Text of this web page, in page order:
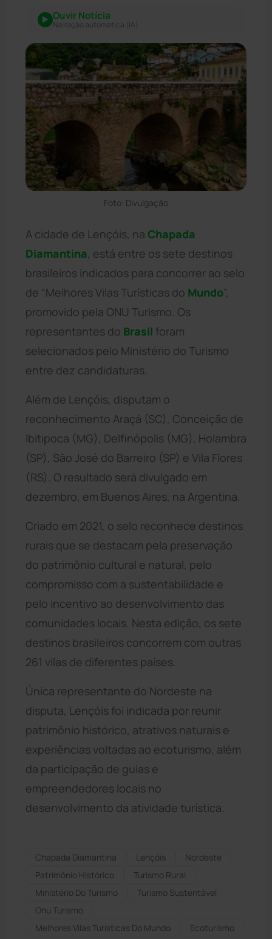
Ouvir Notícia
Narração automática (IA)
Foto: Divulgação
A cidade de Lençóis, na Chapada
Diamantina, está entre os sete destinos
brasileiros indicados para concorrer ao selo
de “Melhores Vilas Turísticas do Mundo”,
promovido pela ONU Turismo. Os
representantes do Brasil foram
selecionados pelo Ministério do Turismo
entre dez candidaturas.
Além de Lençóis, disputam o
reconhecimento Araçá (SC), Conceição de
Ibitipoca (MG), Delfinópolis (MG), Holambra
(SP), São José do Barreiro (SP) e Vila Flores
(RS). O resultado será divulgado em
dezembro, em Buenos Aires, na Argentina.
Criado em 2021, o selo reconhece destinos
rurais que se destacam pela preservação
do patrimônio cultural e natural, pelo
compromisso com a sustentabilidade e
pelo incentivo ao desenvolvimento das
comunidades locais. Nesta edição, os sete
destinos brasileiros concorrem com outras
261 vilas de diferentes países.
Única representante do Nordeste na
disputa, Lençóis foi indicada por reunir
patrimônio histórico, atrativos naturais e
experiências voltadas ao ecoturismo, além
da participação de guias e
empreendedores locais no
desenvolvimento da atividade turística.
Chapada Diamantina Lençóis
Nordeste
Patrimônio Histórico
Turismo Rural
Ministério Do Turismo
Turismo Sustentável
Onu Turismo
Melhores Vilas Turísticas Do Mundo
Ecoturismo